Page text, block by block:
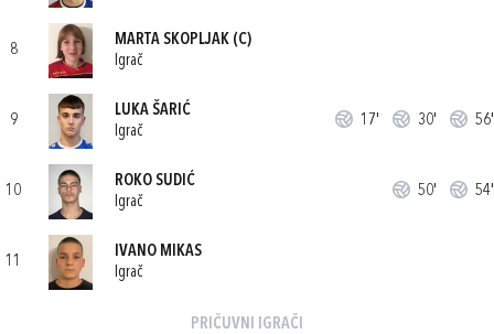
8
MARTA SKOPLJAK (C)
Igrač
9
LUKA ŠARIĆ
Igrač
17' 30' 56'
10
ROKO SUDIĆ
Igrač
50' 54'
11
IVANO MIKAS
Igrač
PRIČUVNI IGRAČI